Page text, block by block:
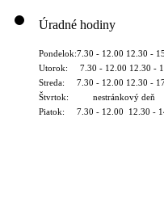
Úradné hodiny
Pondelok:7.30 - 12.00 12.30 -
Utorok: 7.30 - 12.00 12.30 -
Streda: 7.30 - 12.00 12.30 -
Štvrtok: nestránkový deň
Piatok: 7.30 - 12.00 12.30 -